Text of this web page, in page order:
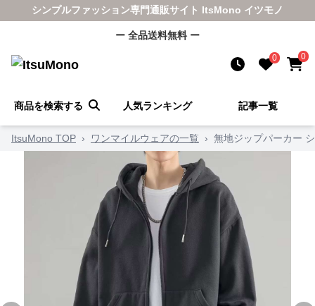
シンプルファッション専門通販サイト ItsMono イツモノ
ー 全品送料無料 ー
0 0
商品を検索する 人気ランキング 記事一覧
ItsuMono TOP › ワンマイルウェアの一覧 › 無地ジップパーカー